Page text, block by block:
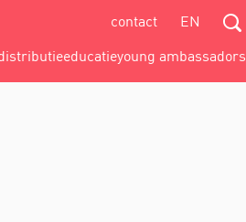
contact EN
educatieyoung ambassadors